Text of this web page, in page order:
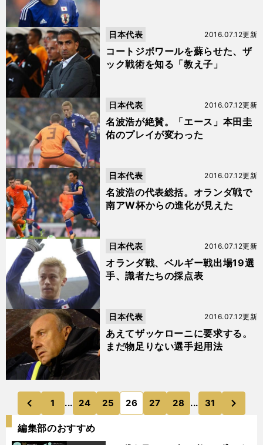
コートジボワールを蘇らせた、ザ
ック戦術を知る「教え子」
2016.07.12更新
日本代表
名波浩が絶賛。「エース」本田圭
佑のプレイが変わった
2016.07.12更新
日本代表
名波浩の代表総括。オランダ戦で
南アW杯からの進化が見えた
2016.07.12更新
日本代表
オランダ戦、ベルギー戦出場19選
手、識者たちの採点表
2016.07.12更新
日本代表
あえてザッケローニに要求する。
まだ物足りない選手起用法
2016.07.12更新
日本代表
前
のページへ
1 ... 24 25 26 27 28 ... 31
のページへ
編集部のおすすめ